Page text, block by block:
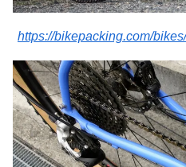
https://bikepacking.com/